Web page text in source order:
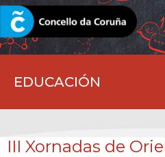
EDUCACIÓN
CORUNA.GAL
III Xornadas de